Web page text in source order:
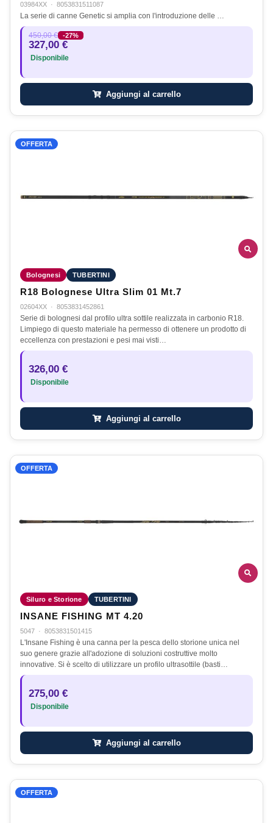
03984XX · 8053831511087
La serie di canne Genetic si amplia con l'introduzione delle …
450,00 € -27%
327,00 €
Disponibile
Aggiungi al carrello
OFFERTA
Bolognesi TUBERTINI
R18 Bolognese Ultra Slim 01 Mt.7
02604XX · 8053831452861
Serie di bolognesi dal profilo ultra sottile realizzata in carbonio R18.
Limpiego di questo materiale ha permesso di ottenere un prodotto di
eccellenza con prestazioni e pesi mai visti…
326,00 €
Disponibile
Aggiungi al carrello
OFFERTA
Siluro e Storione TUBERTINI
INSANE FISHING MT 4.20
5047 · 8053831501415
L'Insane Fishing è una canna per la pesca dello storione unica nel
suo genere grazie all'adozione di soluzioni costruttive molto
innovative. Si è scelto di utilizzare un profilo ultrasottile (basti…
275,00 €
Disponibile
Aggiungi al carrello
OFFERTA